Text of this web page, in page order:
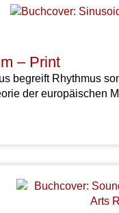
– Print
begreift Rhythmus
der europäischen